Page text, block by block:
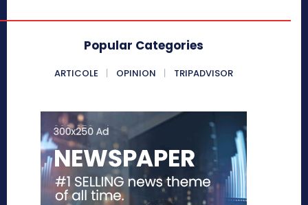
Popular Categories
ARTICOLE OPINION TRIPADVISOR